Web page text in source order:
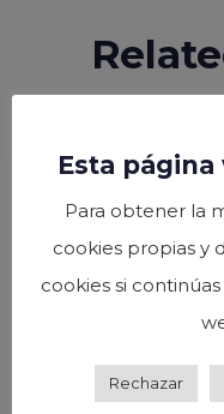
Esta
Para obtener la
cookies propias y
cookies si
Rechazar